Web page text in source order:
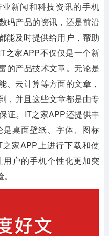
新闻和科技资讯的手机
码产品的资讯，还是前沿
能及时提供给用户，帮助
之家APP不仅仅是一个新
的产品技术文章。无论是
、云计算等方面的文章，
，并且这些文章都是由专
证。IT之家APP还提供丰
桌面壁纸、字体、图标
家APP上进行下载和使
户的手机个性化更加突